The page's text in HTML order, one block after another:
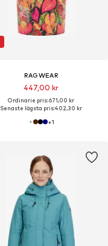
RAGWEAR
447,00 kr
Ordinarie pris: 671,00 kr
Senaste lägsta pris:402,30 kr
+1